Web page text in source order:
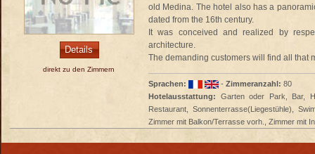
Details
direkt zu den Zimmern
old Medina. The hotel also has a
dated from the 16th century.
It was conceived and realized by
architecture.
The demanding customers will find all that
Sprachen: - Zimmeranzahl: 80
Hotelausstattung: Garten oder Park, Bar,
Restaurant, Sonnenterrasse(Liegestühle),
Zimmer mit Balkon/Terrasse vorh., Zimmer mit